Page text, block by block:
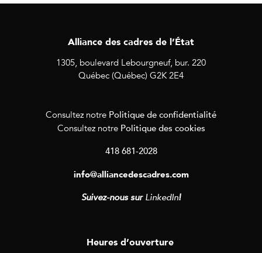
Alliance des cadres de l’État
1305, boulevard Lebourgneuf, bur. 220
Québec (Québec) G2K 2E4
Consultez notre Politique de confidentialité
Consultez notre Politique des cookies
418 681-2028
info@alliancedescadres.com
Suivez-nous sur LinkedIn!
Heures d’ouverture